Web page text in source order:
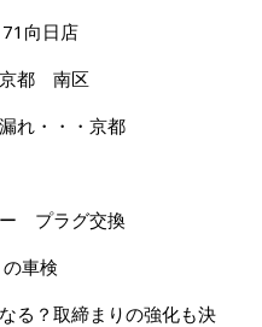
向日店
都 南区
れ・・・京都
プラグ交換
の車検
る？取締まりの強化も決